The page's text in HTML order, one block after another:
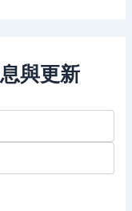
與更新